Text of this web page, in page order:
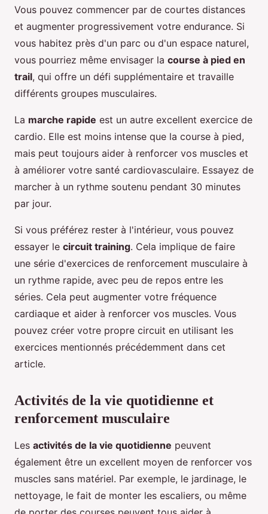
Vous pouvez commencer par de courtes distances
et augmenter progressivement votre endurance. Si
vous habitez près d'un parc ou d'un espace naturel,
vous pourriez même envisager la course à pied en
trail, qui offre un défi supplémentaire et travaille
différents groupes musculaires.
La marche rapide est un autre excellent exercice de
cardio. Elle est moins intense que la course à pied,
mais peut toujours aider à renforcer vos muscles et
à améliorer votre santé cardiovasculaire. Essayez de
marcher à un rythme soutenu pendant 30 minutes
par jour.
Si vous préférez rester à l'intérieur, vous pouvez
essayer le circuit training. Cela implique de faire
une série d'exercices de renforcement musculaire à
un rythme rapide, avec peu de repos entre les
séries. Cela peut augmenter votre fréquence
cardiaque et aider à renforcer vos muscles. Vous
pouvez créer votre propre circuit en utilisant les
exercices mentionnés précédemment dans cet
article.
Activités de la vie quotidienne et
renforcement musculaire
Les activités de la vie quotidienne peuvent
également être un excellent moyen de renforcer vos
muscles sans matériel. Par exemple, le jardinage, le
nettoyage, le fait de monter les escaliers, ou même